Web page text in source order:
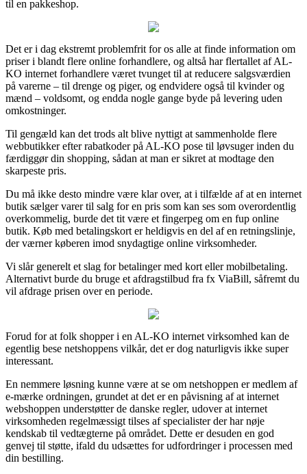
til en pakkeshop.
Det er i dag ekstremt problemfrit for os alle at finde information om
priser i blandt flere online forhandlere, og altså har flertallet af AL-
KO internet forhandlere været tvunget til at reducere salgsværdien
på varerne – til drenge og piger, og endvidere også til kvinder og
mænd – voldsomt, og endda nogle gange byde på levering uden
omkostninger.
Til gengæld kan det trods alt blive nyttigt at sammenholde flere
webbutikker efter rabatkoder på AL-KO pose til løvsuger inden du
færdiggør din shopping, sådan at man er sikret at modtage den
skarpeste pris.
Du må ikke desto mindre være klar over, at i tilfælde af at en internet
butik sælger varer til salg for en pris som kan ses som overordentlig
overkommelig, burde det tit være et fingerpeg om en fup online
butik. Køb med betalingskort er heldigvis en del af en retningslinje,
der værner køberen imod snydagtige online virksomheder.
Vi slår generelt et slag for betalinger med kort eller mobilbetaling.
Alternativt burde du bruge et afdragstilbud fra fx ViaBill, såfremt du
vil afdrage prisen over en periode.
Forud for at folk shopper i en AL-KO internet virksomhed kan de
egentlig bese netshoppens vilkår, det er dog naturligvis ikke super
interessant.
En nemmere løsning kunne være at se om netshoppen er medlem af
e-mærke ordningen, grundet at det er en påvisning af at internet
webshoppen understøtter de danske regler, udover at internet
virksomheden regelmæssigt tilses af specialister der har nøje
kendskab til vedtægterne på området. Dette er desuden en god
genvej til støtte, ifald du udsættes for udfordringer i processen med
din bestilling.